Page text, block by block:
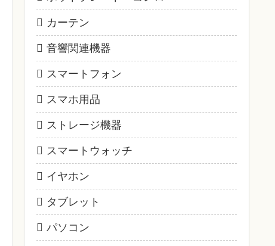
カーテン
音響関連機器
スマートフォン
スマホ用品
ストレージ機器
スマートウォッチ
イヤホン
タブレット
パソコン